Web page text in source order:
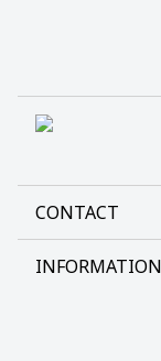
CONTACT
Sanlab OÜ
INFORMATION